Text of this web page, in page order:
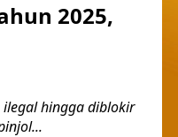
2025,
ilegal hingga diblokir